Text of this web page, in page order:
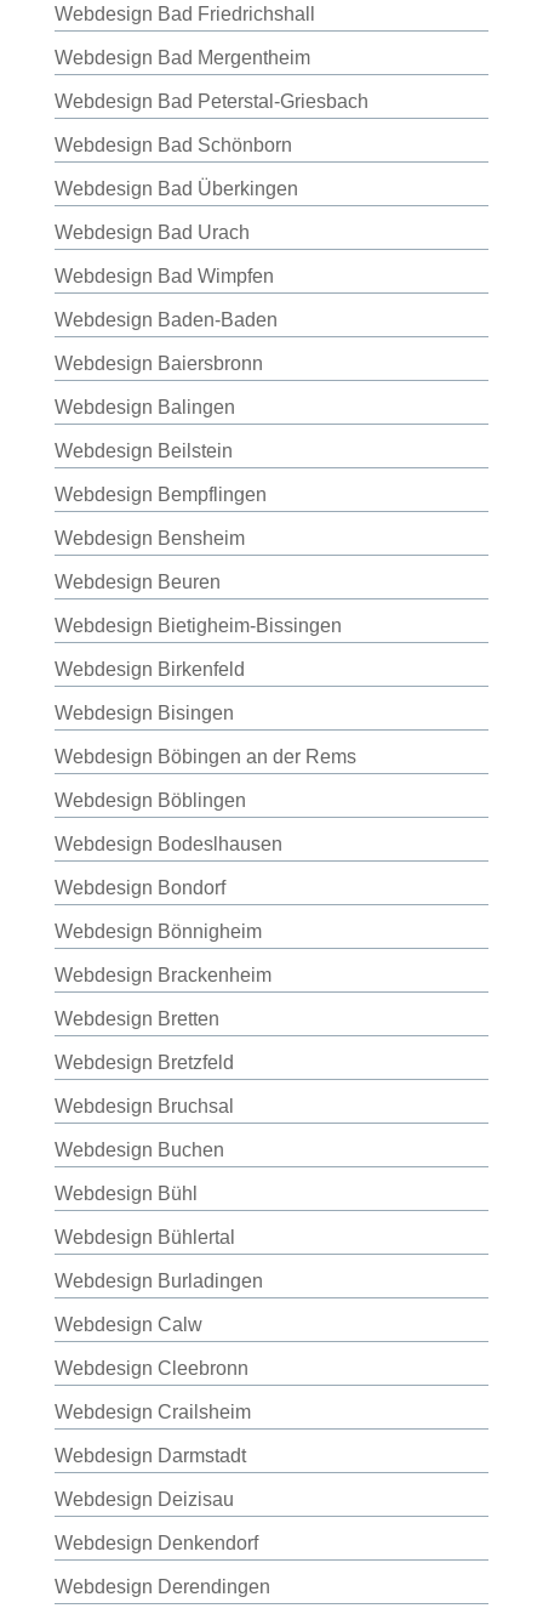
Webdesign Bad Friedrichshall
Webdesign Bad Mergentheim
Webdesign Bad Peterstal-Griesbach
Webdesign Bad Schönborn
Webdesign Bad Überkingen
Webdesign Bad Urach
Webdesign Bad Wimpfen
Webdesign Baden-Baden
Webdesign Baiersbronn
Webdesign Balingen
Webdesign Beilstein
Webdesign Bempflingen
Webdesign Bensheim
Webdesign Beuren
Webdesign Bietigheim-Bissingen
Webdesign Birkenfeld
Webdesign Bisingen
Webdesign Böbingen an der Rems
Webdesign Böblingen
Webdesign Bodeslhausen
Webdesign Bondorf
Webdesign Bönnigheim
Webdesign Brackenheim
Webdesign Bretten
Webdesign Bretzfeld
Webdesign Bruchsal
Webdesign Buchen
Webdesign Bühl
Webdesign Bühlertal
Webdesign Burladingen
Webdesign Calw
Webdesign Cleebronn
Webdesign Crailsheim
Webdesign Darmstadt
Webdesign Deizisau
Webdesign Denkendorf
Webdesign Derendingen